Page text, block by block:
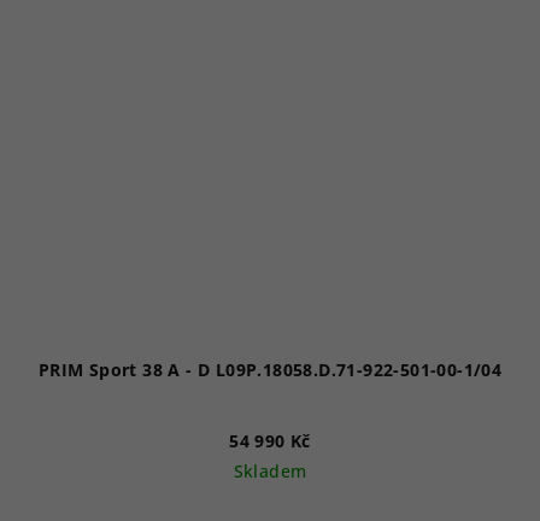
PRIM Sport 38 A - D L09P.18058.D.71-922-501-00-1/04
54 990 Kč
Skladem